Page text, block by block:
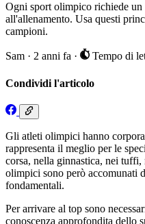
Ogni sport olimpico richiede un
all'allenamento. Usa questi
campioni.
Sam · 2 anni fa · Tempo di
Condividi l'articolo
Gli atleti olimpici hanno
rappresenta il meglio per le
corsa, nella ginnastica, nei
olimpici sono però accomunati
fondamentali.
Per arrivare al top sono
conoscenza approfondita dello